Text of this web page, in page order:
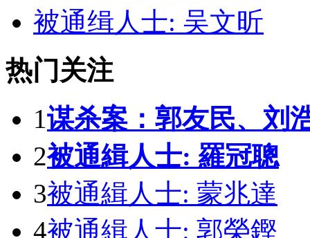
被通缉人士: 吴文昕
热门关注
1谋杀案：郭友民、刘
2被通緝人士: 羅冠聰
3被通緝人士: 蒙兆達
4被通緝人士: 郭榮鏗